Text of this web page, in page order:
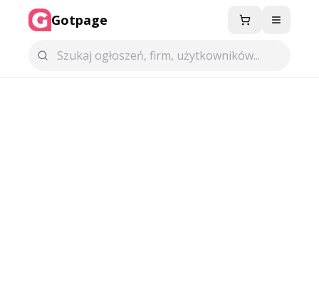
Gotpage Menu